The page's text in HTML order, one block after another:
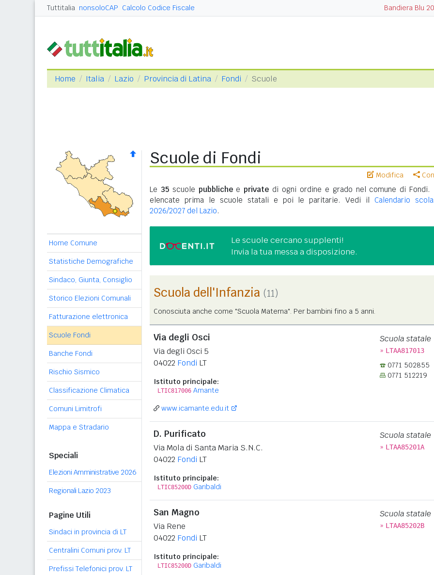
Tuttitalia nonsoloCAP Calcolo Codice Fiscale Bandiera Blu
Home Italia Lazio Provincia di Latina Fondi Scuole
Home Comune
Statistiche Demografiche
Sindaco, Giunta, Consiglio
Storico Elezioni Comunali
Fatturazione elettronica
Scuole Fondi
Banche Fondi
Rischio Sismico
Classificazione Climatica
Comuni Limitrofi
Mappa e Stradario
Speciali
Elezioni Amministrative 2026
Regionali Lazio 2023
Pagine Utili
Sindaci in provincia di LT
Centralini Comuni prov. LT
Prefissi Telefonici prov. LT
Scuole di Fondi
Modifica
Le 35scuole pubblicheeprivate di ogni ordine e grado nel comune di Fondi.
elencate prima le scuole statali e poi le paritarie. Vedi il Calendario
2026/2027 del Lazio.
Le scuole cercano supplenti!
Invia la tua messa a disposizione.
Scuola dell'Infanzia (11)
Conosciuta anche come "Scuola Materna". Per bambini fino a 5 anni.
Via degli Osci
Via degli Osci 5
04022 Fondi LT
Istituto principale:
LTIC817006 Amante
Scuola statale
» LTAA817013
0771 502855
0771 512219
www.icamante.edu.it
D. Purificato
Via Mola di Santa Maria S.N.C.
04022 Fondi LT
Istituto principale:
LTIC85200D Garibaldi
Scuola statale
» LTAA85201A
San Magno
Via Rene
04022 Fondi LT
Istituto principale:
LTIC85200D Garibaldi
Scuola statale
» LTAA85202B